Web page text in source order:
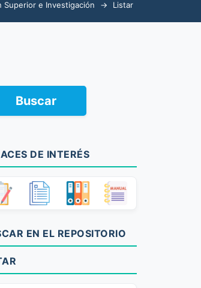
Superior e Investigación →
Listar
Buscar
DE INTERÉS
EN EL REPOSITORIO